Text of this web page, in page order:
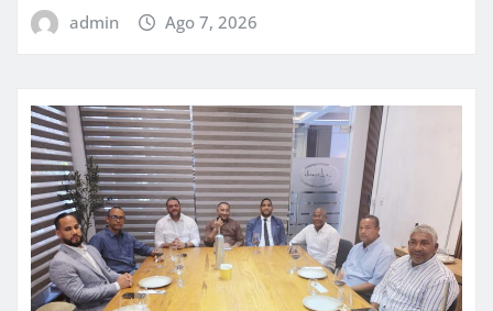
admin Ago 7, 2026